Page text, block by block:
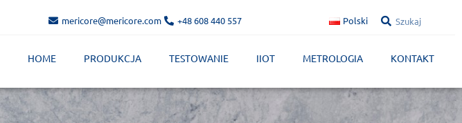
mericore@mericore.com +48 608 440 557 Polski
HOME PRODUKCJA TESTOWANIE IIOT METROLOGIA KONTAKT